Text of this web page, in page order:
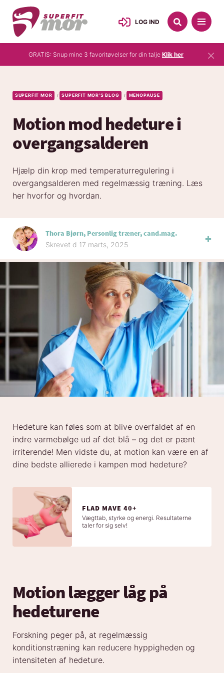
LOG IND
GRATIS: Snup mine 3 favoritøvelser for din talje Klik her ×
SUPERFIT MOR / SUPERFIT MOR’S BLOG / MENOPAUSE
Motion mod hedeture i
overgangsalderen
Hjælp din krop med temperaturregulering i
overgangsalderen med regelmæssig træning. Læs
her hvorfor og hvordan.
Thora Bjørn, Personlig træner, cand.mag.
Skrevet d 17 marts, 2025
Hedeture kan føles som at blive overfaldet af en
indre varmebølge ud af det blå – og det er pænt
irriterende! Men vidste du, at motion kan være en af
dine bedste allierede i kampen mod hedeture?
FLAD MAVE 40+
Vægttab, styrke og energi. Resultaterne
taler for sig selv!
Motion lægger låg på
hedeturene
Forskning peger på, at regelmæssig
konditionstræning kan reducere hyppigheden og
intensiteten af hedeture.